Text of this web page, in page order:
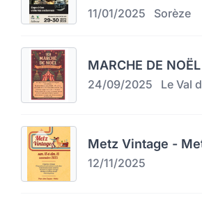
11/01/2025 Sorèze
MARCHE DE
24/09/2025 Le Val
Metz Vintage -
12/11/2025